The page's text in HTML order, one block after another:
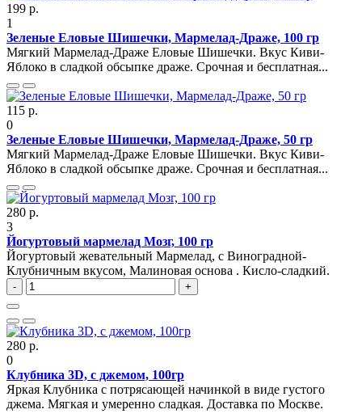
199 р.
1
Зеленые Еловые Шишечки, Мармелад-Драже, 100 гр
Мягкий Мармелад-Драже Еловые Шишечки. Вкус Киви-
Яблоко в сладкой обсыпке драже. Срочная и бесплатная...
115 р.
0
Зеленые Еловые Шишечки, Мармелад-Драже, 50 гр
Мягкий Мармелад-Драже Еловые Шишечки. Вкус Киви-
Яблоко в сладкой обсыпке драже. Срочная и бесплатная...
280 р.
3
Йогуртовый мармелад Мозг, 100 гр
Йогуртовый жевательный Мармелад, с Виноградной-
Клубничным вкусом, Малиновая основа . Кисло-сладкий.
- +
280 р.
0
Клубника 3D, с джемом, 100гр
Яркая Клубника с потрясающей начинкой в виде густого
джема. Мягкая и умеренно сладкая. Доставка по Москве.